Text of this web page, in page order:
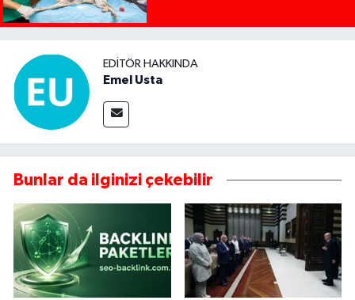
EDITÖR HAKKINDA
Emel Usta
Bunlar da ilginizi çekebilir